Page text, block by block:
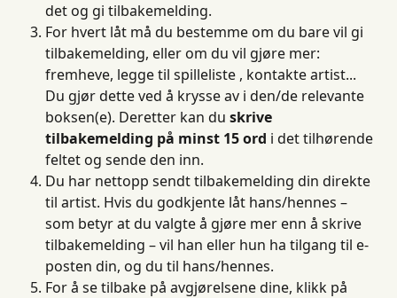
det og gi tilbakemelding.
For hvert låt må du bestemme om du bare vil gi
tilbakemelding, eller om du vil gjøre mer:
fremheve, legge til spilleliste , kontakte artist...
Du gjør dette ved å krysse av i den/de relevante
boksen(e). Deretter kan du skrive
tilbakemelding på minst 15 ord i det tilhørende
feltet og sende den inn.
Du har nettopp sendt tilbakemelding din direkte
til artist. Hvis du godkjente låt hans/hennes –
som betyr at du valgte å gjøre mer enn å skrive
tilbakemelding – vil han eller hun ha tilgang til e-
posten din, og du til hans/hennes.
For å se tilbake på avgjørelsene dine, klikk på